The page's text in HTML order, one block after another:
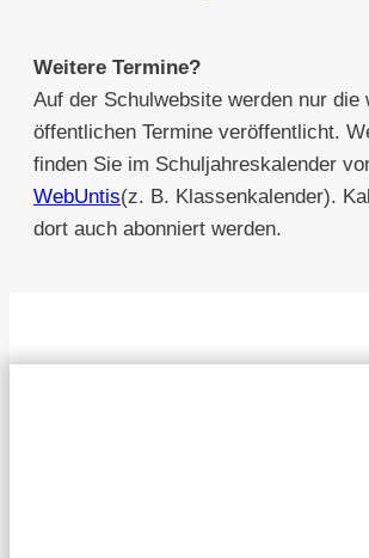
Weitere Termine?
Auf der Schulwebsite werden nur die
öffentlichen Termine veröffentlicht.
finden Sie im Schuljahreskalender
WebUntis(z. B. Klassenkalender).
dort auch abonniert werden.